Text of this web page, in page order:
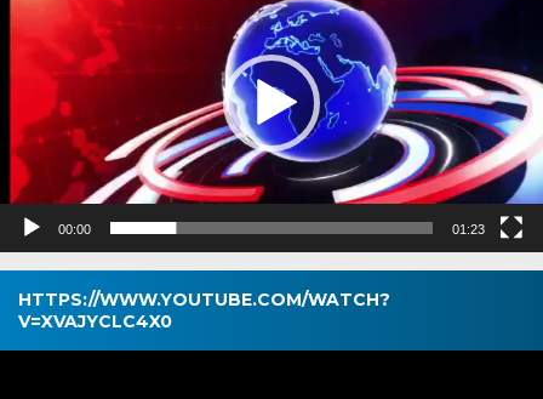
00:00 01:23
HTTPS://WWW.YOUTUBE.COM/WATCH?
V=XVAJYCLC4X0
Pemutar